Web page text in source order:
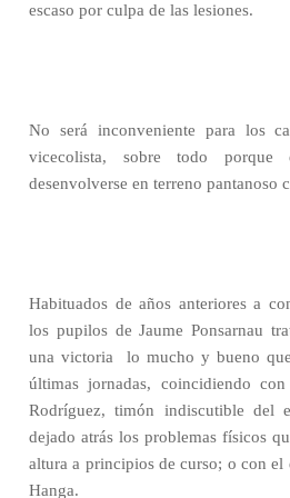
escaso por culpa de las lesiones.
No será inconveniente para los
vicecolista, sobre todo porque
desenvolverse en terreno pantanoso
Habituados de años anteriores a
los pupilos de Jaume Ponsarnau
una victoria
lo mucho y bueno
últimas jornadas, coincidiendo
Rodríguez, timón indiscutible del
dejado atrás los problemas físicos
altura a principios de curso; o con el
Hanga.